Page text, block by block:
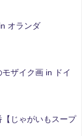
オランダ
ザイク画 in ドイ
じゃがいもスープ